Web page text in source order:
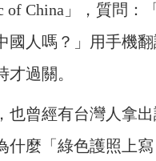
of China」，質問：
國人嗎？」用手機
才過關。
也曾經有台灣人拿
什麼「綠色護照上寫